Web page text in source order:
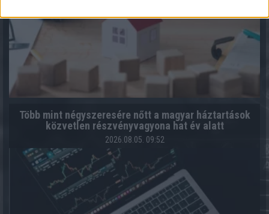
Több mint négyszeresére nőtt a magyar háztartások
közvetlen részvényvagyona hat év alatt
2026.08.05. 09:52